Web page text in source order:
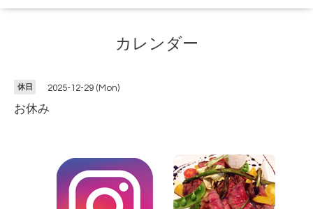
カレンダー
休日 2025-12-29 (Mon)
お休み